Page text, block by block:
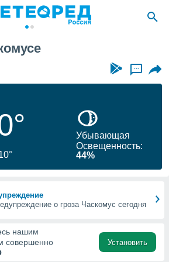
...
Убывающая
Освещенность:
44%
о гроза Часкомус сегодня
нашим
совершенно
Установить